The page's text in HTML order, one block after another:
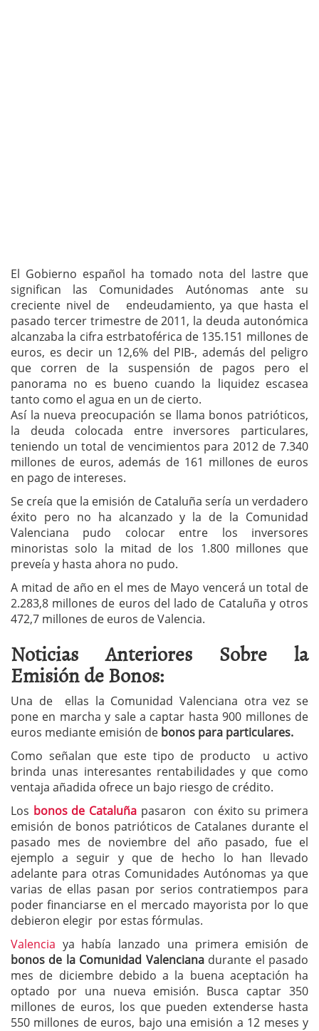
El Gobierno español ha tomado nota del lastre que
significan las Comunidades Autónomas ante su
creciente nivel de endeudamiento, ya que hasta el
pasado tercer trimestre de 2011, la deuda autonómica
alcanzaba la cifra estrbatoférica de 135.151 millones de
euros, es decir un 12,6% del PIB-, además del peligro
que corren de la suspensión de pagos pero el
panorama no es bueno cuando la liquidez escasea
tanto como el agua en un de cierto.
Así la nueva preocupación se llama bonos patrióticos,
la deuda colocada entre inversores particulares,
teniendo un total de vencimientos para 2012 de 7.340
millones de euros, además de 161 millones de euros
en pago de intereses.
Se creía que la emisión de Cataluña sería un verdadero
éxito pero no ha alcanzado y la de la Comunidad
Valenciana pudo colocar entre los inversores
minoristas solo la mitad de los 1.800 millones que
preveía y hasta ahora no pudo.
A mitad de año en el mes de Mayo vencerá un total de
2.283,8 millones de euros del lado de Cataluña y otros
472,7 millones de euros de Valencia.
Noticias Anteriores Sobre la
Emisión de Bonos:
Una de ellas la Comunidad Valenciana otra vez se
pone en marcha y sale a captar hasta 900 millones de
euros mediante emisión de bonos para particulares.
Como señalan que este tipo de producto u activo
brinda unas interesantes rentabilidades y que como
ventaja añadida ofrece un bajo riesgo de crédito.
Los bonos de Cataluña pasaron con éxito su primera
emisión de bonos patrióticos de Catalanes durante el
pasado mes de noviembre del año pasado, fue el
ejemplo a seguir y que de hecho lo han llevado
adelante para otras Comunidades Autónomas ya que
varias de ellas pasan por serios contratiempos para
poder financiarse en el mercado mayorista por lo que
debieron elegir por estas fórmulas.
Valencia ya había lanzado una primera emisión de
bonos de la Comunidad Valencianadurante el pasado
mes de diciembre debido a la buena aceptación ha
optado por una nueva emisión. Busca captar 350
millones de euros, los que pueden extenderse hasta
550 millones de euros, bajo una emisión a 12 meses y